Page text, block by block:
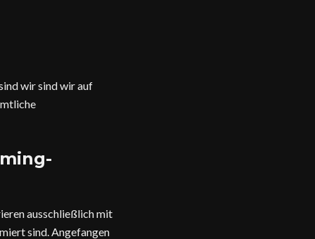
wir sind wir auf
ausschließlich mit
sind. Angefangen